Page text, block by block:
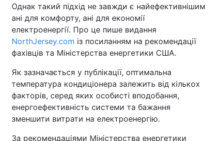
Однак такий підхід не завжди є найефективнішим
ані для комфорту, ані для економії
електроенергії. Про це пише видання
NorthJersey.com із посиланням на рекомендації
фахівців та Міністерства енергетики США.
Як зазначається у публікації, оптимальна
температура кондиціонера залежить від кількох
факторів, серед яких особисті вподобання,
енергоефективність системи та бажання
зменшити витрати на електроенергію.
За рекомендаціями Міністерства енергетики